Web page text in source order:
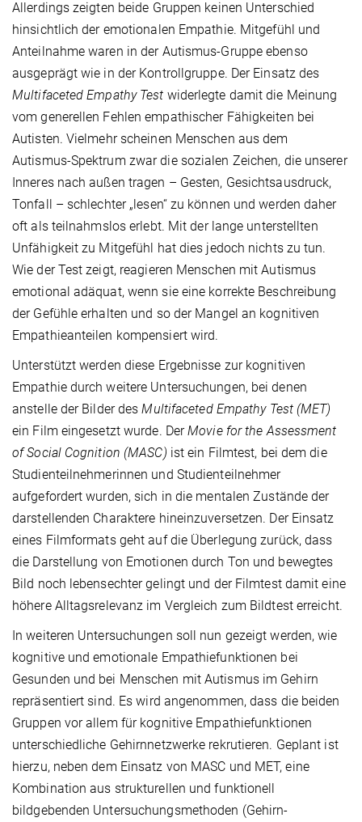
Allerdings zeigten beide Gruppen keinen Unterschied
hinsichtlich der emotionalen Empathie. Mitgefühl und
Anteilnahme waren in der Autismus-Gruppe ebenso
ausgeprägt wie in der Kontrollgruppe. Der Einsatz des
Multifaceted Empathy Test widerlegte damit die Meinung
vom generellen Fehlen empathischer Fähigkeiten bei
Autisten. Vielmehr scheinen Menschen aus dem
Autismus-Spektrum zwar die sozialen Zeichen, die unserer
Inneres nach außen tragen – Gesten, Gesichtsausdruck,
Tonfall – schlechter „lesen“ zu können und werden daher
oft als teilnahmslos erlebt. Mit der lange unterstellten
Unfähigkeit zu Mitgefühl hat dies jedoch nichts zu tun.
Wie der Test zeigt, reagieren Menschen mit Autismus
emotional adäquat, wenn sie eine korrekte Beschreibung
der Gefühle erhalten und so der Mangel an kognitiven
Empathieanteilen kompensiert wird.
Unterstützt werden diese Ergebnisse zur kognitiven
Empathie durch weitere Untersuchungen, bei denen
anstelle der Bilder desMultifaceted Empathy Test (MET)
ein Film eingesetzt wurde. DerMovie for the Assessment
of Social Cognition (MASC) ist ein Filmtest, bei dem die
Studienteilnehmerinnen und Studienteilnehmer
aufgefordert wurden, sich in die mentalen Zustände der
darstellenden Charaktere hineinzuversetzen. Der Einsatz
eines Filmformats geht auf die Überlegung zurück, dass
die Darstellung von Emotionen durch Ton und bewegtes
Bild noch lebensechter gelingt und der Filmtest damit eine
höhere Alltagsrelevanz im Vergleich zum Bildtest erreicht.
In weiteren Untersuchungen soll nun gezeigt werden, wie
kognitive und emotionale Empathiefunktionen bei
Gesunden und bei Menschen mit Autismus im Gehirn
repräsentiert sind. Es wird angenommen, dass die beiden
Gruppen vor allem für kognitive Empathiefunktionen
unterschiedliche Gehirnnetzwerke rekrutieren. Geplant ist
hierzu, neben dem Einsatz von MASC und MET, eine
Kombination aus strukturellen und funktionell
bildgebenden Untersuchungsmethoden (Gehirn-